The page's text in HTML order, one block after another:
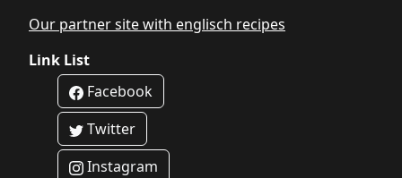
Our partner site with englisch recipes
Link List
Facebook
Twitter
Instagram